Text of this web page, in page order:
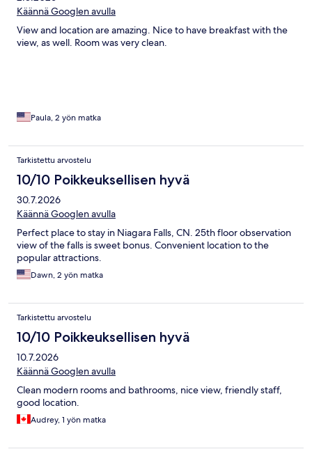
Käännä Googlen avulla
View and location are amazing. Nice to have breakfast with the
view, as well. Room was very clean.
Paula, 2 yön matka
Tarkistettu arvostelu
10/10 Poikkeuksellisen hyvä
30.7.2026
Käännä Googlen avulla
Perfect place to stay in Niagara Falls, CN. 25th floor observation
view of the falls is sweet bonus. Convenient location to the
popular attractions.
Dawn, 2 yön matka
Tarkistettu arvostelu
10/10 Poikkeuksellisen hyvä
10.7.2026
Käännä Googlen avulla
Clean modern rooms and bathrooms, nice view, friendly staff,
good location.
Audrey, 1 yön matka